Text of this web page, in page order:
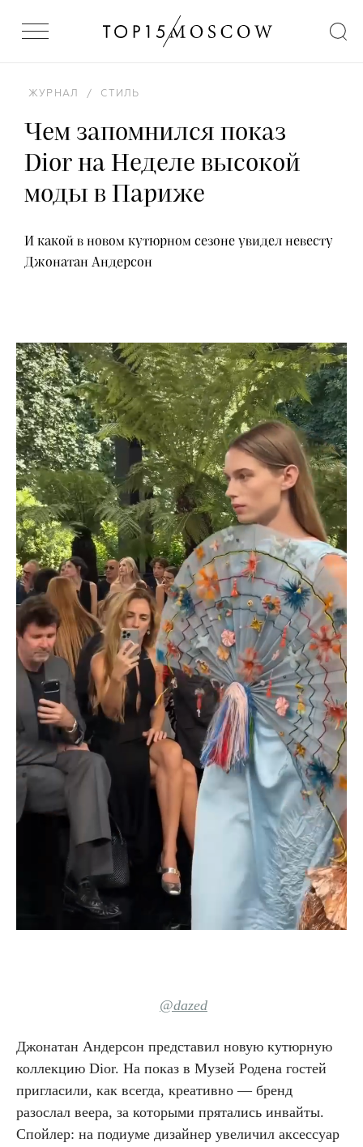
ЖУРНАЛ / СТИЛЬ
Чем запомнился показ
Dior на Неделе высокой
моды в Париже
И какой в новом кутюрном сезоне увидел невесту
Джонатан Андерсон
@dazed
Джонатан Андерсон представил новую кутюрную
коллекцию Dior. На показ в Музей Родена гостей
пригласили, как всегда, креативно — бренд
разослал веера, за которыми прятались инвайты.
Спойлер: на подиуме дизайнер увеличил аксессуар